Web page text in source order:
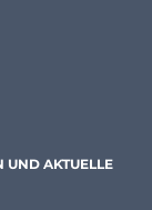
UND AKTUELLE